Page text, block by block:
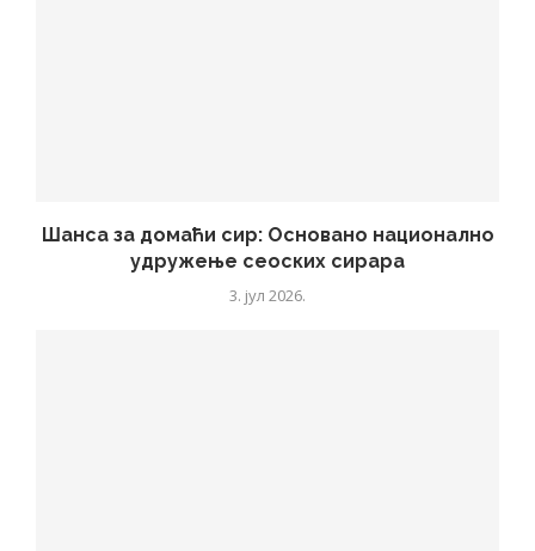
Шанса за домаћи сир: Основано национално
удружење сеоских сирара
3. јул 2026.